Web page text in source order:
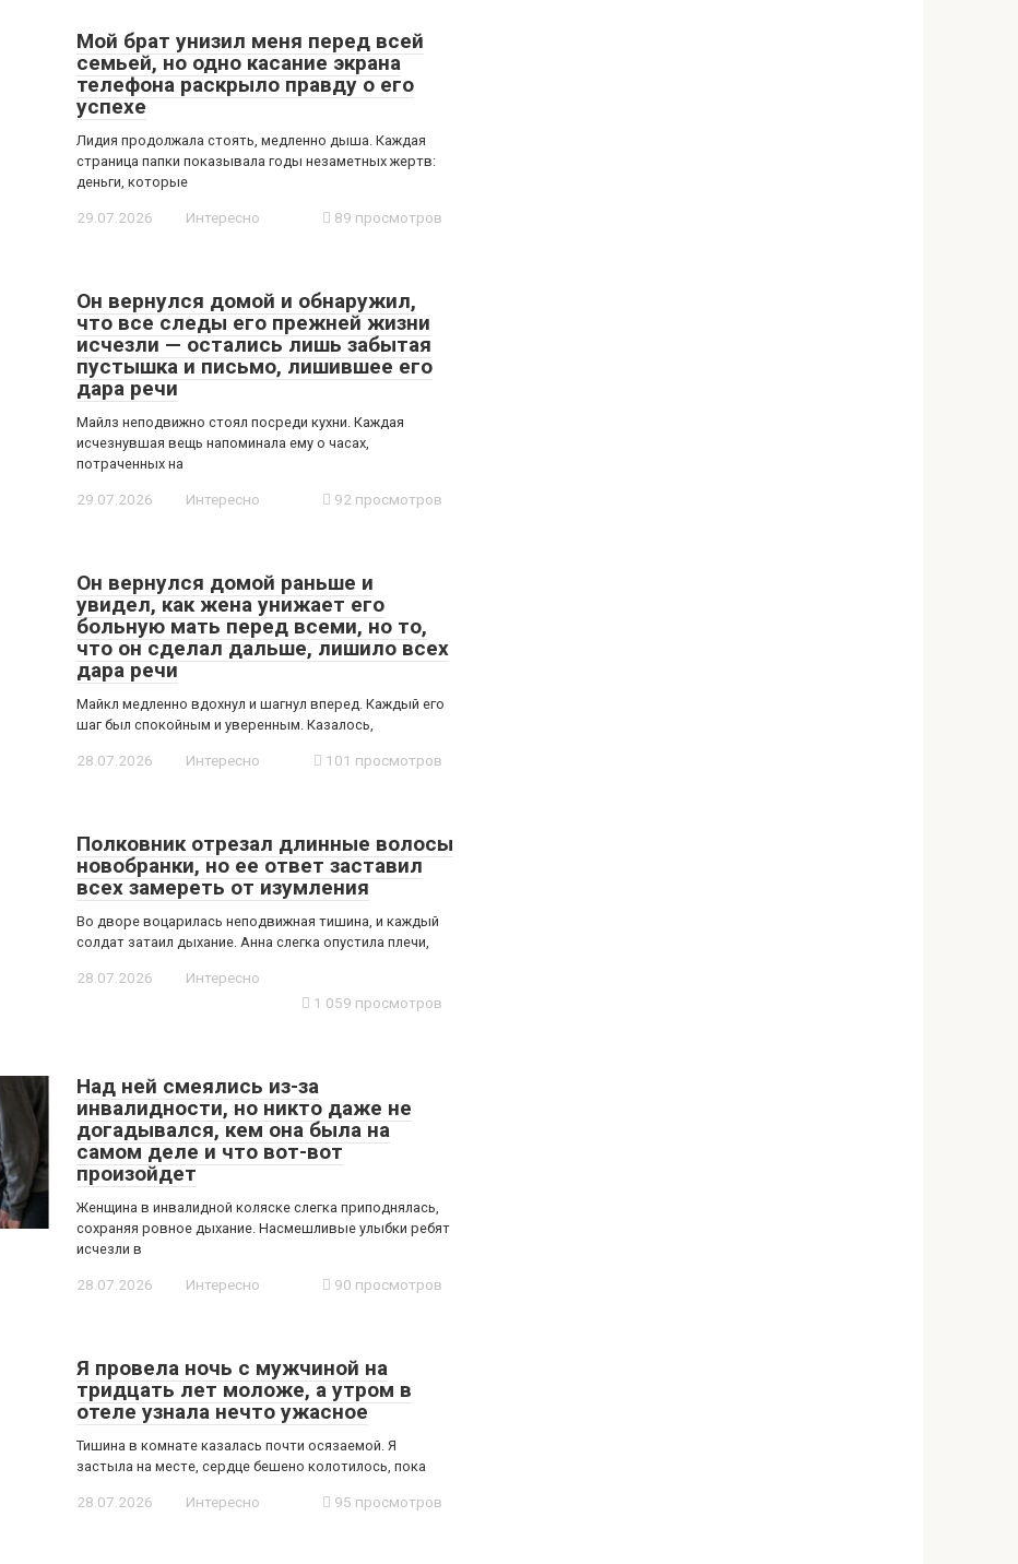
Мой брат унизил меня перед всей
семьей, но одно касание экрана
телефона раскрыло правду о его
успехе
Лидия продолжала стоять, медленно дыша. Каждая
страница папки показывала годы незаметных жертв:
деньги, которые
29.07.2026 Интересно 89 просмотров
Он вернулся домой и обнаружил,
что все следы его прежней жизни
исчезли — остались лишь забытая
пустышка и письмо, лишившее его
дара речи
Майлз неподвижно стоял посреди кухни. Каждая
исчезнувшая вещь напоминала ему о часах,
потраченных на
29.07.2026 Интересно 92 просмотров
Он вернулся домой раньше и
увидел, как жена унижает его
больную мать перед всеми, но то,
что он сделал дальше, лишило всех
дара речи
Майкл медленно вдохнул и шагнул вперед. Каждый его
шаг был спокойным и уверенным. Казалось,
28.07.2026 Интересно 101 просмотров
Полковник отрезал длинные волосы
новобранки, но ее ответ заставил
всех замереть от изумления
Во дворе воцарилась неподвижная тишина, и каждый
солдат затаил дыхание. Анна слегка опустила плечи,
28.07.2026
Интересно
1 059 просмотров
Над ней смеялись из-за
инвалидности, но никто даже не
догадывался, кем она была на
самом деле и что вот-вот
произойдет
Женщина в инвалидной коляске слегка приподнялась,
сохраняя ровное дыхание. Насмешливые улыбки ребят
исчезли в
28.07.2026 Интересно 90 просмотров
Я провела ночь с мужчиной на
тридцать лет моложе, а утром в
отеле узнала нечто ужасное
Тишина в комнате казалась почти осязаемой. Я
застыла на месте, сердце бешено колотилось, пока
28.07.2026 Интересно 95 просмотров